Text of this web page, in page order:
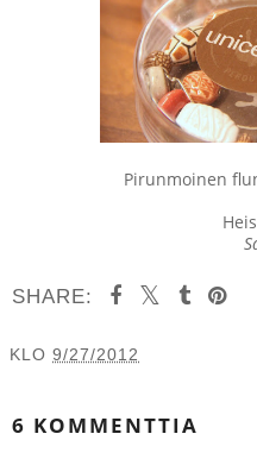
Pirunmoinen
SHARE:
KLO 9/27/2012
6 KOMMENTTIA